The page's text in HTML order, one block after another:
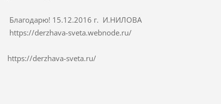
Благодарю! 15.12.2016 г. И.НИЛОВА
https://derzhava-sveta.webnode.ru/
https://derzhava-sveta.ru/